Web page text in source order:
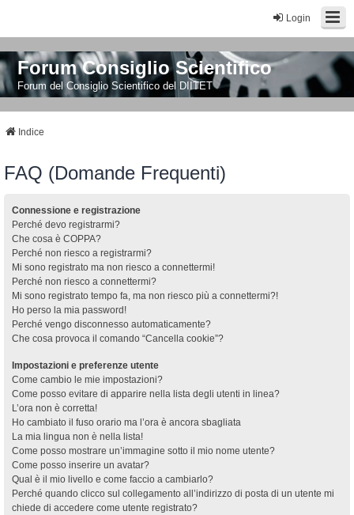
Login
Forum Consiglio Scientifico
Forum del Consiglio Scientifico del DIITET
Indice
FAQ (Domande Frequenti)
Connessione e registrazione
Perché devo registrarmi?
Che cosa è COPPA?
Perché non riesco a registrarmi?
Mi sono registrato ma non riesco a connettermi!
Perché non riesco a connettermi?
Mi sono registrato tempo fa, ma non riesco più a connettermi?!
Ho perso la mia password!
Perché vengo disconnesso automaticamente?
Che cosa provoca il comando “Cancella cookie”?
Impostazioni e preferenze utente
Come cambio le mie impostazioni?
Come posso evitare di apparire nella lista degli utenti in linea?
L’ora non è corretta!
Ho cambiato il fuso orario ma l’ora è ancora sbagliata
La mia lingua non è nella lista!
Come posso mostrare un’immagine sotto il mio nome utente?
Come posso inserire un avatar?
Qual è il mio livello e come faccio a cambiarlo?
Perché quando clicco sul collegamento all’indirizzo di posta di un utente mi
chiede di accedere come utente registrato?